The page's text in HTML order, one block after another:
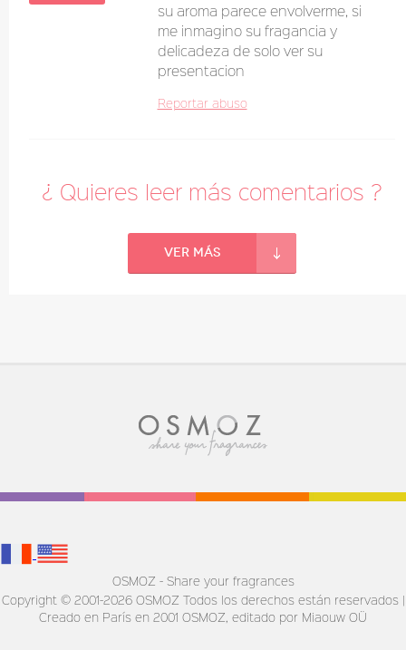
su aroma parece envolverme, si
me inmagino su fragancia y
delicadeza de solo ver su
presentacion
Reportar abuso
¿ Quieres leer más comentarios ?
Ver más
OSMOZ - Share your fragrances
Copyright © 2001-2026 OSMOZ Todos los derechos están reservados |
Creado en París en 2001 OSMOZ, editado por Miaouw OÜ